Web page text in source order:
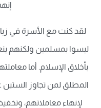
لقد كنت مع الأسرة في
ليسوا بمسلمين ولكنهم
بأخلاق الإسلام. أما
المطلق لمن تجاوز
لإنهاء معاملاتهم،